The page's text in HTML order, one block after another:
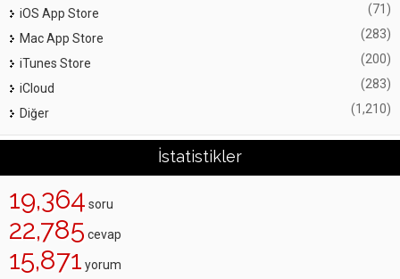
iOS App Store (71)
Mac App Store (283)
iTunes Store (200)
iCloud (283)
Diğer (1,210)
İstatistikler
19,364 soru
22,785 cevap
15,871 yorum